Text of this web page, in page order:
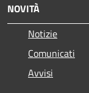
NOVITÀ
Notizie
Comunicati
Avvisi